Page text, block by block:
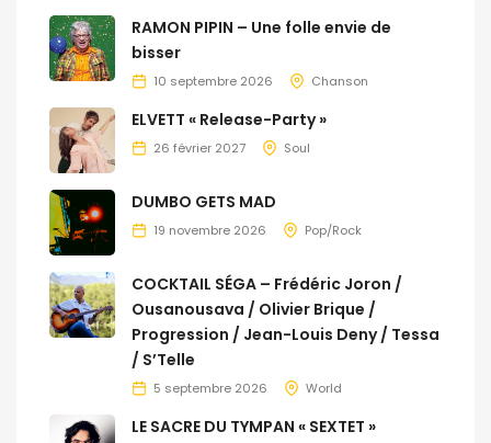
RAMON PIPIN – Une folle envie de
bisser
10 septembre 2026 Chanson
ELVETT « Release-Party »
26 février 2027 Soul
DUMBO GETS MAD
19 novembre 2026 Pop/Rock
COCKTAIL SÉGA – Frédéric Joron /
Ousanousava / Olivier Brique /
Progression / Jean-Louis Deny / Tessa
/ S’Telle
5 septembre 2026 World
LE SACRE DU TYMPAN « SEXTET »